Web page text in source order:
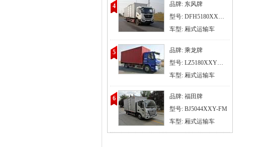
4
品牌: 东风牌
型号: DFH5180XXYE6
车型: 厢式运输车
5
品牌: 乘龙牌
型号: LZ5180XXYM3AC1
车型: 厢式运输车
6
品牌: 福田牌
型号: BJ5044XXY-FM
车型: 厢式运输车